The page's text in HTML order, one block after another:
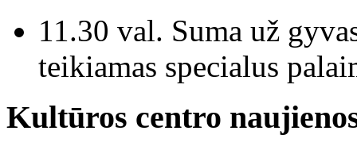
11.30 val. Suma už
teikiamas specialus
Kultūros centro